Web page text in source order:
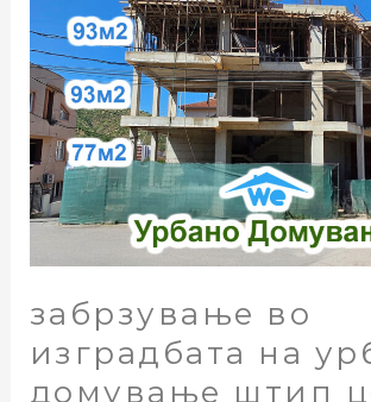
забрзување во
изградбата на
домување штип